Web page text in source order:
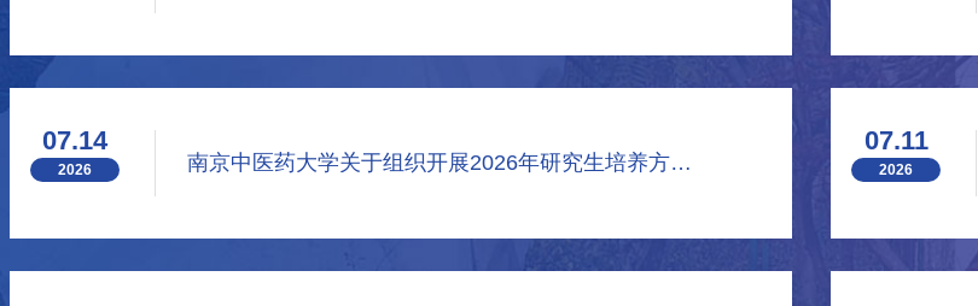
07.14
2026 南京中医药大学关于组织开展2026年研究生培养方案制（修）定工作的通知
07.11
2026